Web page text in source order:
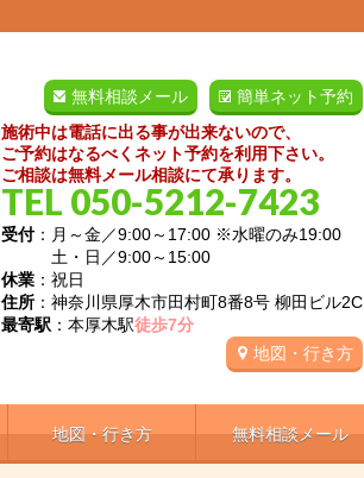
簡単ネット予約
無料相談メール
施術中は電話に出る事が出来ないので、
ご予約はなるべくネット予約を利用下さい。
ご相談は無料メール相談にて承ります。
TEL 050-5212-7423
受付：月～金／9:00～17:00 ※水曜のみ19:00
土・日／9:00～15:00
休業 ：祝日
住所 ：神奈川県厚木市田村町8番8号 柳田ビル2C
最寄駅 ：本厚木駅徒歩7分
地図・行き方
地図・行き方 無料相談メール